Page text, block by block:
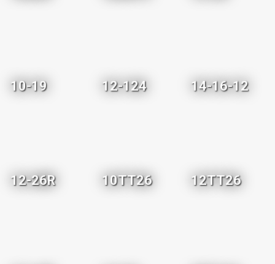
10-19 12-124 14-16-12
12-26R 10TT26 12TT26